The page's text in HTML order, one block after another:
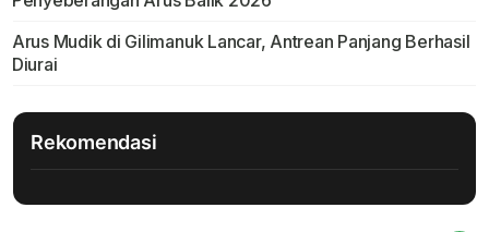
Arus Mudik di Gilimanuk Lancar, Antrean Panjang Berhasil
Diurai
Rekomendasi